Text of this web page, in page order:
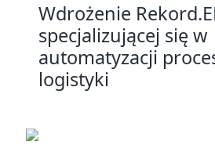
Wdrożenie
specjalizującej się w
automatyzacji
logistyki